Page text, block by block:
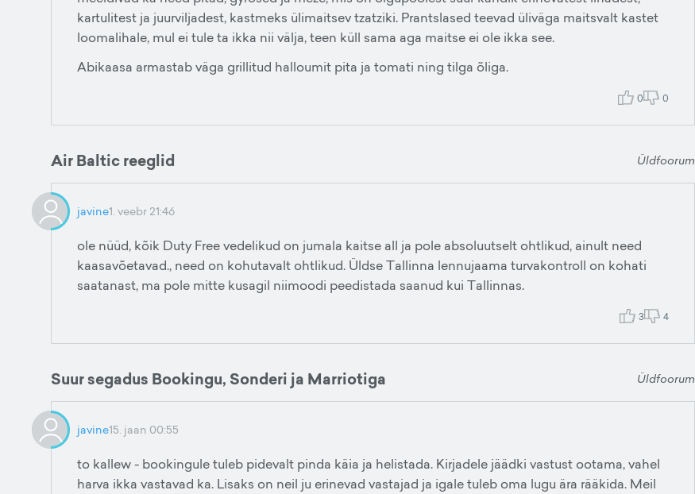
kartulitest ja juurviljadest, kastmeks ülimaitsev tzatziki. Prantslased teevad üliväga maitsvalt kastet
loomalihale, mul ei tule ta ikka nii välja, teen küll sama aga maitse ei ole ikka see.
Abikaasa armastab väga grillitud halloumit pita ja tomati ning tilga õliga.
0 0
Air Baltic reeglid Üldfoorum
javine1. veebr 21:46
ole nüüd, kõik Duty Free vedelikud on jumala kaitse all ja pole absoluutselt ohtlikud, ainult need
kaasavõetavad., need on kohutavalt ohtlikud. Üldse Tallinna lennujaama turvakontroll on kohati
saatanast, ma pole mitte kusagil niimoodi peedistada saanud kui Tallinnas.
3 4
Suur segadus Bookingu, Sonderi ja Marriotiga Üldfoorum
javine15. jaan 00:55
to kallew - bookingule tuleb pidevalt pinda käia ja helistada. Kirjadele jäädki vastust ootama, vahel
harva ikka vastavad ka. Lisaks on neil ju erinevad vastajad ja igale tuleb oma lugu ära rääkida. Meil